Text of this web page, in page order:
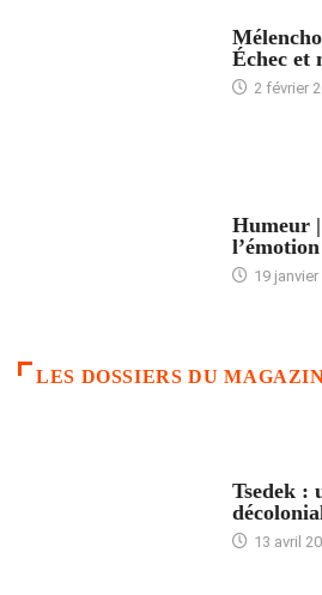
Échec et
2 février
Humeur
l’émotion
19 janvier
LES DOSSIERS DU
Tsedek :
13 avril